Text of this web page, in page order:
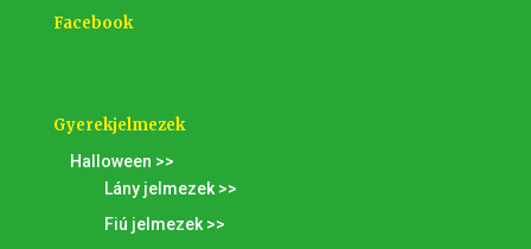
Facebook
Gyerekjelmezek
Halloween >>
Lány jelmezek >>
Fiú jelmezek >>